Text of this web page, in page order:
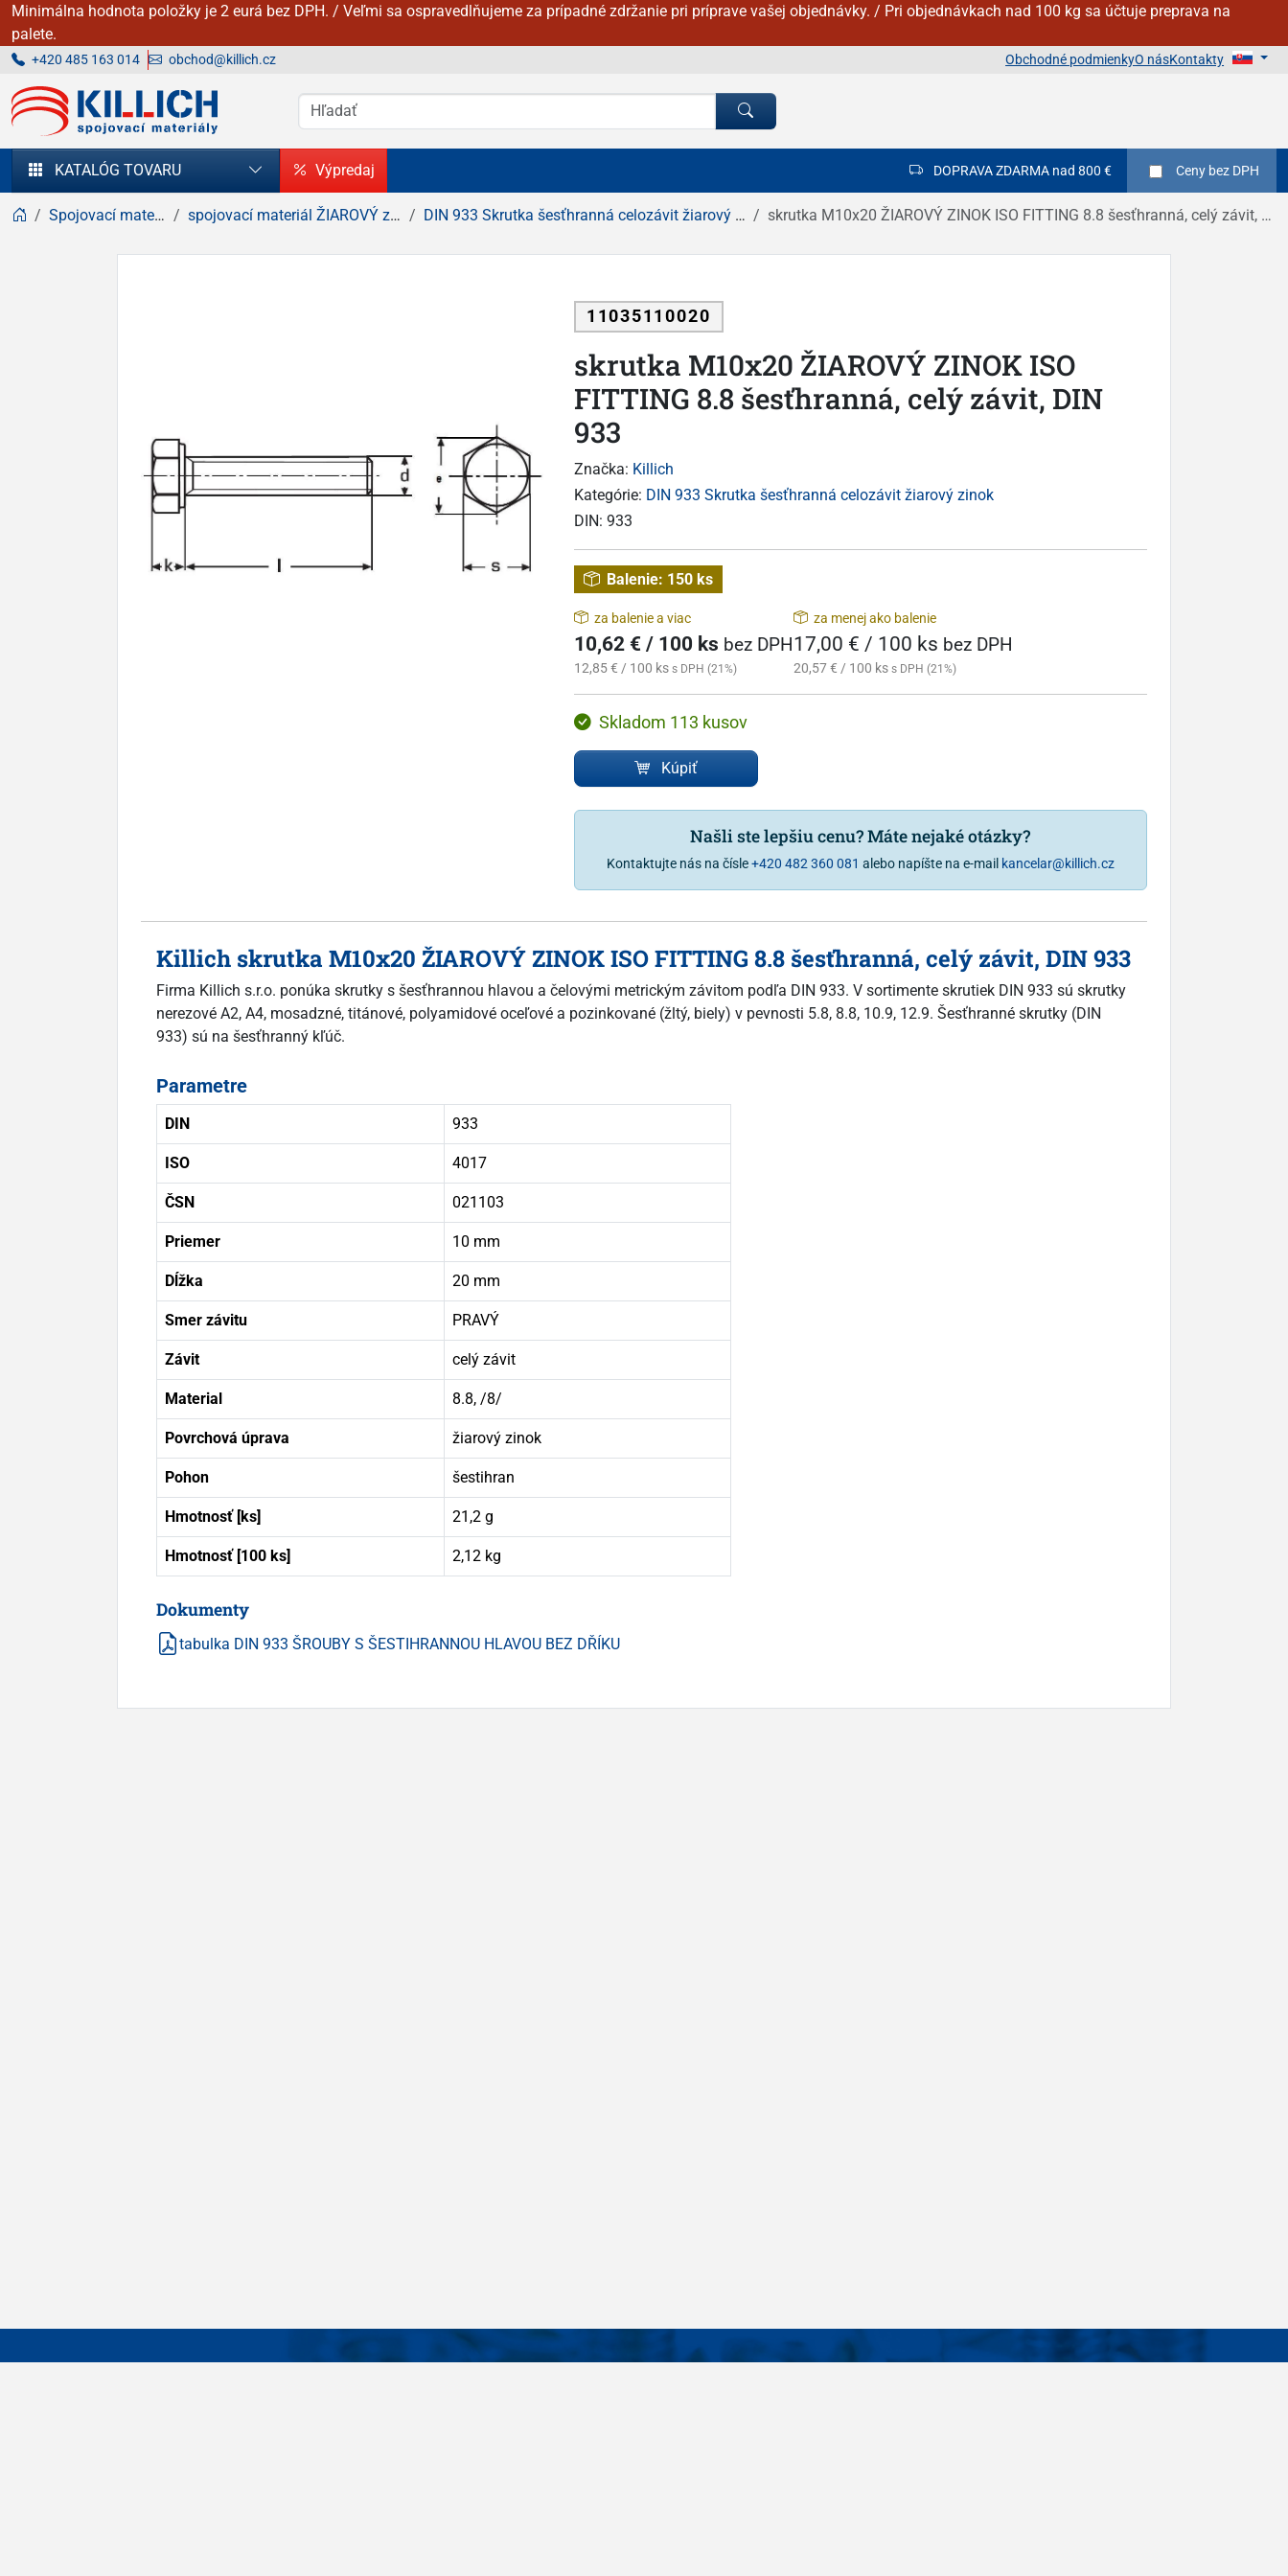
Minimálna hodnota položky je 2 eurá bez DPH. / Veľmi sa ospravedlňujeme za prípadné zdržanie pri príprave vašej objednávky. / Pri objednávkach nad 100 kg sa účtuje preprava na
palete.
+420 485 163 014 obchod@killich.cz Obchodné podmienkyO násKontakty
KILLICH - Spojovacie materiály
KATALÓG TOVARU Výpredaj DOPRAVA ZDARMA nad 800 € Ceny bez DPH
Spojovací materiál spojovací materiál ŽIAROVÝ zinok DIN 933 Skrutka šesťhranná celozávit žiarový zinok skrutka M10x20 ŽIAROVÝ ZINOK ISO FITTING 8.8 šesťhranná, celý závit, DIN 933
11035110020
skrutka M10x20 ŽIAROVÝ ZINOK ISO
FITTING 8.8 šesťhranná, celý závit, DIN
933
Značka: Killich
Kategórie: DIN 933 Skrutka šesťhranná celozávit žiarový zinok
DIN: 933
Balenie: 150 ks
za balenie a viac
10,62 € / 100 ks bez DPH
12,85 € / 100 ks s DPH (21%)
za menej ako balenie
17,00 € / 100 ks bez DPH
20,57 € / 100 ks s DPH (21%)
Skladom 113 kusov
Kúpiť
Našli ste lepšiu cenu? Máte nejaké otázky?
Kontaktujte nás na čísle+420 482 360 081 alebo napíšte na e-mail kancelar@killich.cz
Killich skrutka M10x20 ŽIAROVÝ ZINOK ISO FITTING 8.8 šesťhranná, celý závit, DIN 933
Firma Killich s.r.o. ponúka skrutky s šesťhrannou hlavou a čelovými metrickým závitom podľa DIN 933. V sortimente skrutiek DIN 933 sú skrutky
nerezové A2, A4, mosadzné, titánové, polyamidové oceľové a pozinkované (žltý, biely) v pevnosti 5.8, 8.8, 10.9, 12.9. Šesťhranné skrutky (DIN
933) sú na šesťhranný kľúč.
Parametre
DIN 933
ISO 4017
ČSN 021103
Priemer 10 mm
Dĺžka 20 mm
Smer závitu PRAVÝ
Závit celý závit
Material 8.8, /8/
Povrchová úprava žiarový zinok
Pohon šestihran
Hmotnosť [ks] 21,2 g
Hmotnosť [100 ks] 2,12 kg
Dokumenty
tabulka DIN 933 ŠROUBY S ŠESTIHRANNOU HLAVOU BEZ DŘÍKU